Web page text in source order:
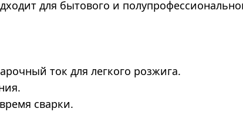
для бытового и
ток для легкого розжига.
сварки.